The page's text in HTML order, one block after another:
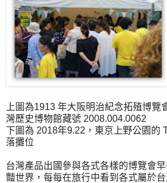
上圖為1913 年大阪明治紀念拓殖博覽
灣歷史博物館藏號 2008.004.0062
下圖為 2018年9.22，東京上野公園的
落攤位
台灣產品出國參與各式各樣的博覽會
豔世界，每每在旅行中看到各式屬於